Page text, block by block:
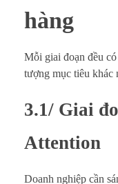
hàng
Mỗi giai đoạn đều
tượng mục tiêu khác
3.1/ Giai
Attention
Doanh nghiệp cần